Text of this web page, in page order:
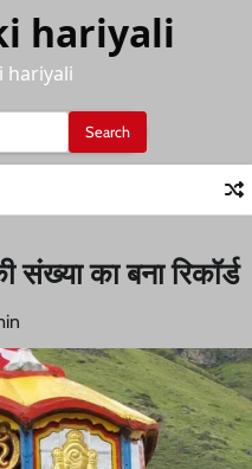
hariyali
hariyali
संख्या का बना रिकॉर्ड